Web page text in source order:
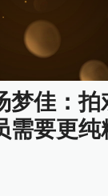
梦佳：拍
需要更纯